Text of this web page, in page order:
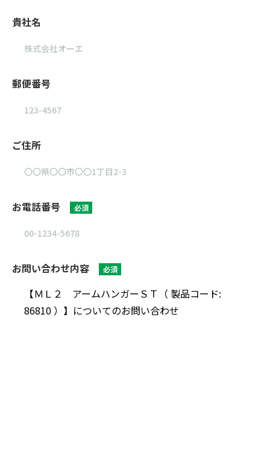
貴社名
郵便番号
ご住所
お電話番号 必須
お問い合わせ内容 必須